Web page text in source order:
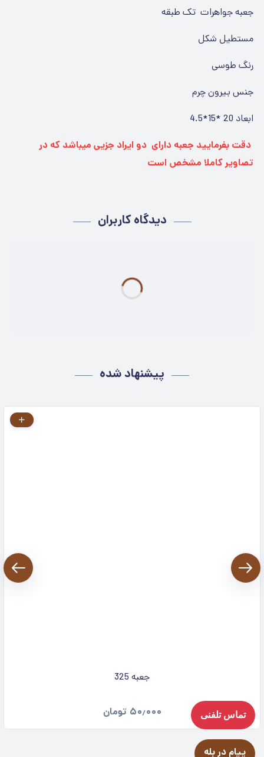
جعبه جواهرات تک طبقه
مستطیل شکل
رنگ طوسی
جنس بیرون چرم
ابعاد 20 *15*4.5
دقت بفرمایید جعبه دارای دو ایراد جزیی میباشد که در
تصاویر کاملا مشخص است
دیدگاه کاربران
پیشنهاد شده
جعبه 325
۵۰٫۰۰۰ تومان تماس تلفنی
پیام در بله